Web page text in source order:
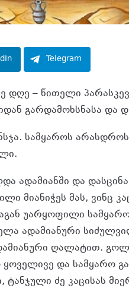
Telegram
დღე – წითელი
გარდამოხსნასა და
სამყაროს
ადამიანში და
მიანიჭეს მას, ვინც
უარყოფილი
ადამიანური
ღალატით.
და სამყარო
ძე კაცისას